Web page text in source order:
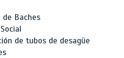
de Baches
de tubos de desagüe